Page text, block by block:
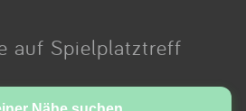
auf Spielplatztreff